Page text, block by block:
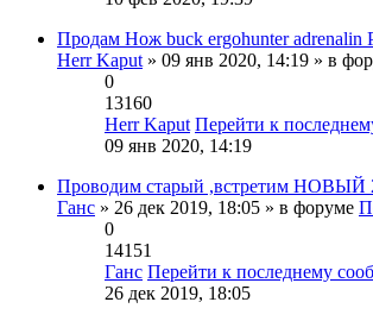
Продам Нож buck ergohunter adrenalin
Herr Kaput » 09 янв 2020, 14:19 » в
0
13160
Herr Kaput Перейти к
09 янв 2020, 14:19
Проводим старый ,встретим НОВЫЙ
Ганс » 26 дек 2019, 18:05 » в форуме
0
14151
Ганс Перейти к последнему
26 дек 2019, 18:05